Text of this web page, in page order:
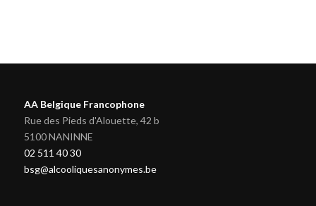
AA Belgique Francophone
Rue des Pieds d'Alouette, 42 b
5100 NANINNE
02 511 40 30
bsg@alcooliquesanonymes.be